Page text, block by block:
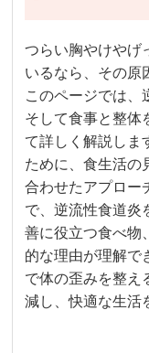
つらい胸やけやげ
いるなら、その原
このページでは、
そして食事と整体
て詳しく解説しま
ために、食生活の
合わせたアプロー
で、逆流性食道炎
善に役立つ食べ物
的な理由が理解で
で体の歪みを整え
減し、快適な生活